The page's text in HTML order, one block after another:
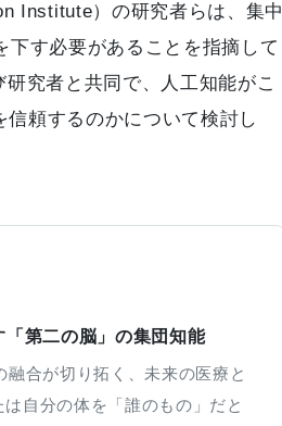
Institute）の研究者らは、集中
す必要があることを指摘して
究者と共同で、人工知能がこ
頼するのかについて検討し
第二の脳」の集団知能
合が切り拓く、未来の医療と
自分の体を「誰のもの」だと